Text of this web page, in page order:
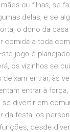
ou filhas, se
delas, e se
o dono da casa
comida a toda
jogo é
os vizinhos se
deixam entrar, às
entrar à força,
se divertir em
da festa, os
desde